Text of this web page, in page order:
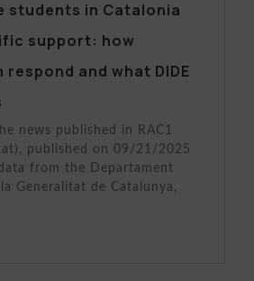
students in Catalonia
support: how
and what DIDE
news published in RAC1
published on 09/21/2025
from the Departament
Generalitat de Catalunya,